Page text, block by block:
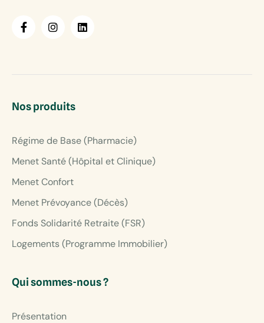
Nos produits
Régime de Base (Pharmacie)
Menet Santé (Hôpital et Clinique)
Menet Confort
Menet Prévoyance (Décès)
Fonds Solidarité Retraite (FSR)
Logements (Programme Immobilier)
Qui sommes-nous ?
Présentation